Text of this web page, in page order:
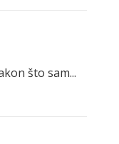
što sam...